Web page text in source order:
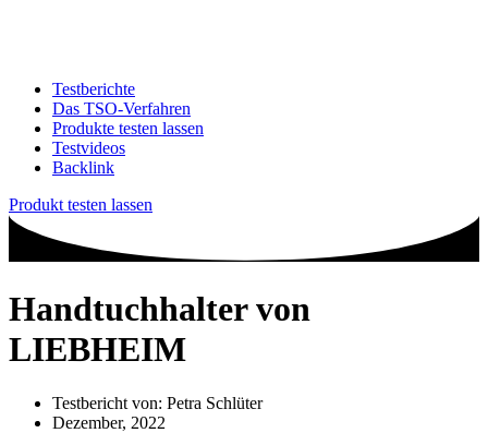
Testberichte
Das TSO-Verfahren
Produkte testen lassen
Testvideos
Backlink
Produkt testen lassen
Handtuchhalter von
LIEBHEIM
Testbericht von: Petra Schlüter
Dezember, 2022